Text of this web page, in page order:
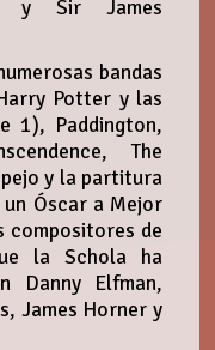
y Sir James
bandas
Potter y las
1), Paddington,
The
y la partitura
un Óscar a Mejor
compositores de
la Schola ha
Danny Elfman,
James Horner y